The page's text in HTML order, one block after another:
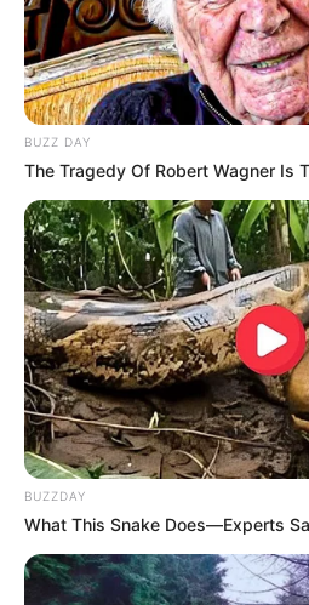
Tampil Lebih Modern, 7
Hasil Renovasi Rumah
90 Tahun
BUZZ DAY
The Tragedy Of Robert Wagner Is
BUZZDAY
What This Snake Does—Experts